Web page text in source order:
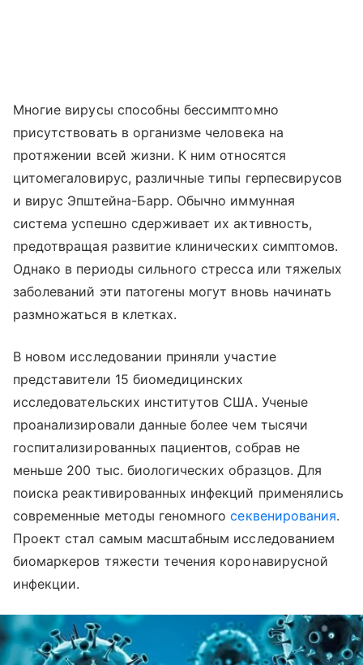
Многие вирусы способны бессимптомно
присутствовать в организме человека на
протяжении всей жизни. К ним относятся
цитомегаловирус, различные типы герпесвирусов
и вирус Эпштейна-Барр. Обычно иммунная
система успешно сдерживает их активность,
предотвращая развитие клинических симптомов.
Однако в периоды сильного стресса или тяжелых
заболеваний эти патогены могут вновь начинать
размножаться в клетках.
В новом исследовании приняли участие
представители 15 биомедицинских
исследовательских институтов США. Ученые
проанализировали данные более чем тысячи
госпитализированных пациентов, собрав не
меньше 200 тыс. биологических образцов. Для
поиска реактивированных инфекций применялись
современные методы геномногосеквенирования.
Проект стал самым масштабным исследованием
биомаркеров тяжести течения коронавирусной
инфекции.